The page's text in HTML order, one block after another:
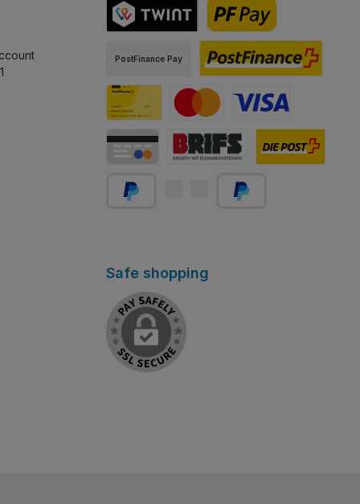
PostFinance Pay
PostFinance Pay
Safe shopping